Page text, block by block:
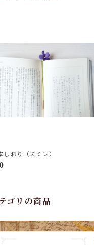
しおり（スミレ）
ゴリの商品